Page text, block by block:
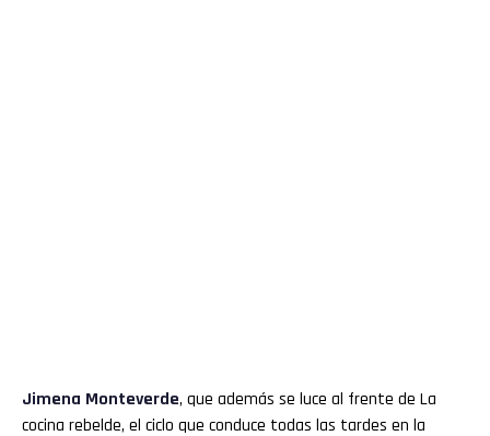
Jimena Monteverde, que además se luce al frente de La
cocina rebelde, el ciclo que conduce todas las tardes en la